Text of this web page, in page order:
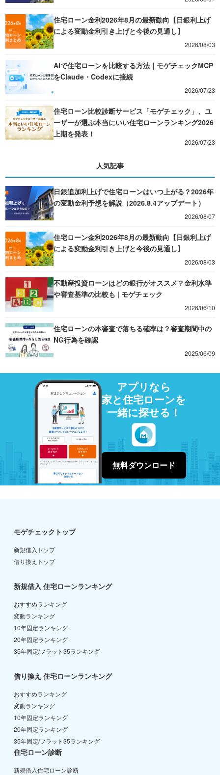
住宅ローン金利2026年8月の最新動向【日銀利上げ
による変動金利引き上げと今後の見通し】
2026/08/03
AIで住宅ローンを比較する方法｜モゲチェックMCP
をClaude・Codexに接続
2026/07/23
住宅ローン比較診断サービス「モゲチェック」、ユ
ーザーが選ぶ本当にいい住宅ローンランキング2026
上期を発表！
2026/07/23
人気記事
日銀追加利上げで住宅ローンはいつ上がる？2026年
の変動金利予想を解説（2026.8.4アップデート）
2026/08/07
住宅ローン金利2026年8月の最新動向【日銀利上げ
による変動金利引き上げと今後の見通し】
2026/08/03
不動産投資ローンはどの銀行がオススメ？金利水準
や審査基準の比較も | モゲチェック
2026/06/10
住宅ローンの本審査で落ちる確率は？審査期間中の
NG行為を確認
2025/06/09
アプリなら
家と住宅ローンを
一緒に探せる！
無料ダウンロード
モゲチェックトップ
新規借入トップ
借り換えトップ
新規借入 住宅ローンランキング
おすすめランキング
変動ランキング
10年固定ランキング
20年固定ランキング
35年固定/フラット35ランキング
借り換え 住宅ローンランキング
おすすめランキング
変動ランキング
10年固定ランキング
20年固定ランキング
35年固定/フラット35ランキング
住宅ローン診断
新規借入住宅ローン診断